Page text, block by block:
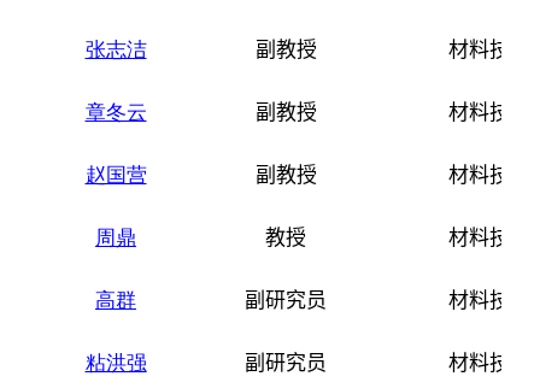
张志洁 副教授 材料技术
章冬云 副教授 材料技术
赵国营 副教授 材料技术
周鼎 教授 材料技术
高群 副研究员 材料技术
粘洪强 副研究员 材料技术